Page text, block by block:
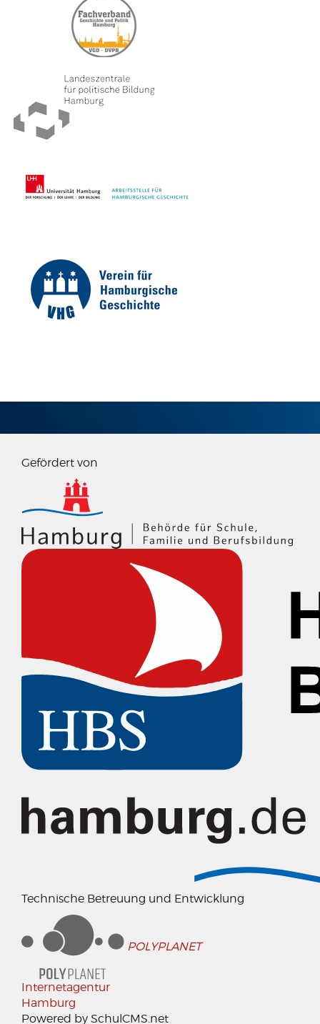
Gefördert von
Technische Betreuung und Entwicklung
POLYPLANET
Internetagentur
Hamburg
Powered by SchulCMS.net